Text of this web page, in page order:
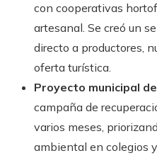
con cooperativas
artesanal. Se creó un
directo a productores,
oferta turística.
Proyecto municipal
campaña de
varios meses,
ambiental en colegios